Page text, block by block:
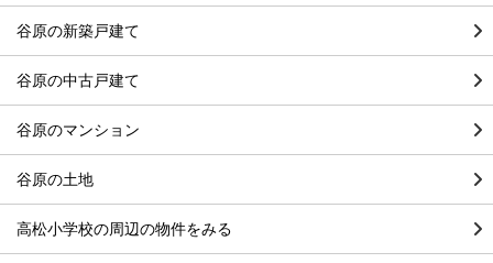
谷原の新築戸建て
谷原の中古戸建て
谷原のマンション
谷原の土地
高松小学校の周辺の物件をみる